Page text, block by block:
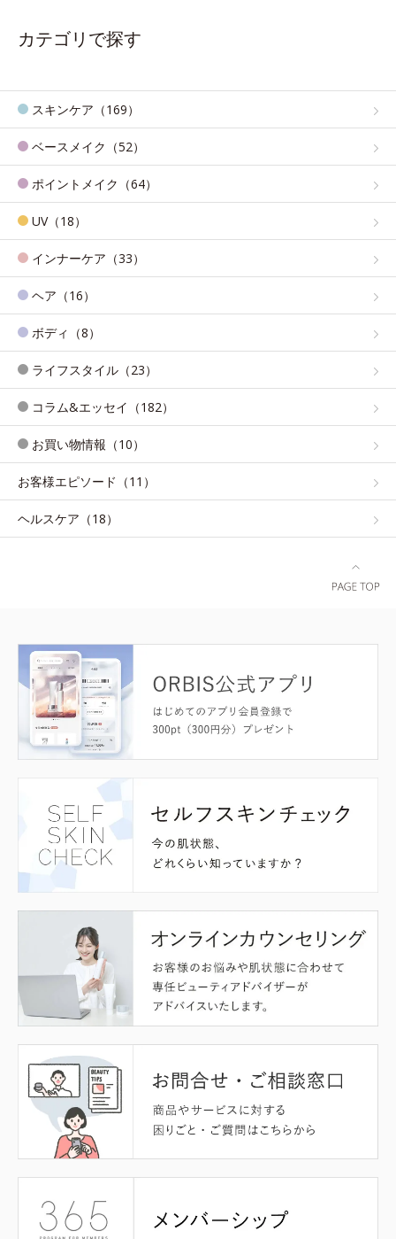
カテゴリで探す
スキンケア（169）
ベースメイク（52）
ポイントメイク（64）
UV（18）
インナーケア（33）
ヘア（16）
ボディ（8）
ライフスタイル（23）
コラム&エッセイ（182）
お買い物情報（10）
お客様エピソード（11）
ヘルスケア（18）